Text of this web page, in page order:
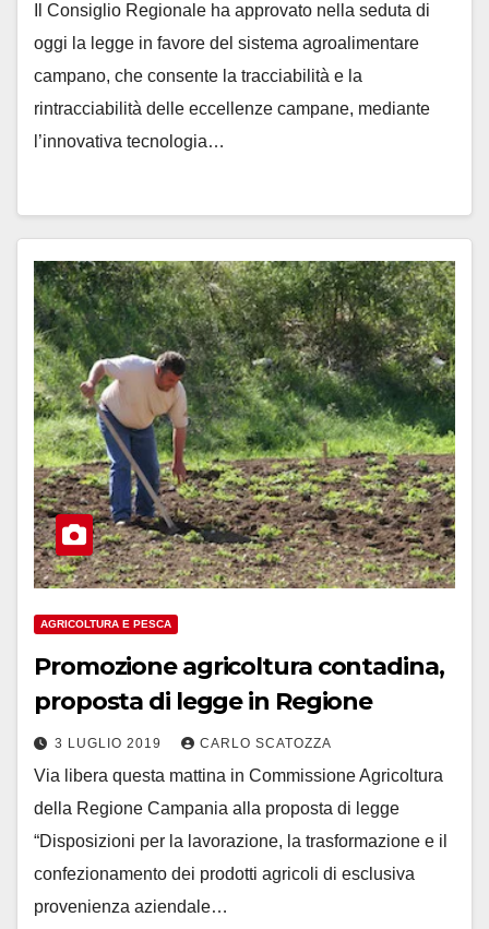
Il Consiglio Regionale ha approvato nella seduta di
oggi la legge in favore del sistema agroalimentare
campano, che consente la tracciabilità e la
rintracciabilità delle eccellenze campane, mediante
l’innovativa tecnologia…
AGRICOLTURA E PESCA
Promozione agricoltura contadina,
proposta di legge in Regione
3 LUGLIO 2019 CARLO SCATOZZA
Via libera questa mattina in Commissione Agricoltura
della Regione Campania alla proposta di legge
“Disposizioni per la lavorazione, la trasformazione e il
confezionamento dei prodotti agricoli di esclusiva
provenienza aziendale…